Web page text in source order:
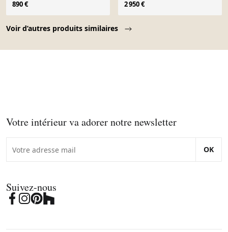
Voir d’autres produits similaires
890 €
2 950 €
Votre intérieur va adorer notre newsletter
OK
Suivez-nous